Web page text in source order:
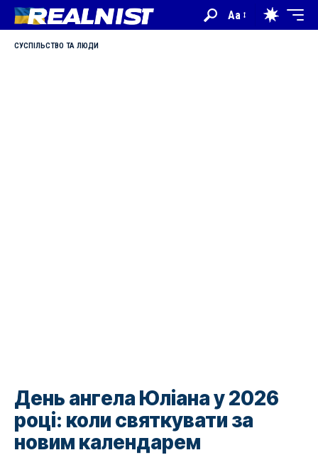
Aa
СУСПІЛЬСТВО ТА ЛЮДИ
День ангела Юліана у 2026
році: коли святкувати за
новим календарем